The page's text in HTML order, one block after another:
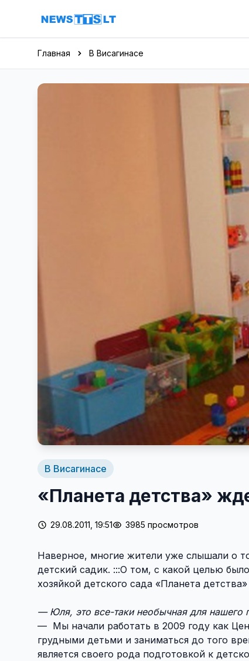
Перейти к содержимому
Главная В Висагинасе
В Висагинасе
«Планета детства»
29.08.2011, 19:51 3985 просмотров
Наверное, многие жители уже слышали о
детский садик. :::О том, с какой целью
хозяйкой детского сада «Планета
— Юля, это все-таки необычная для нашего
— Мы начали работать в 2009 году как
грудными детьми и заниматься до того
является своего рода подготовкой к